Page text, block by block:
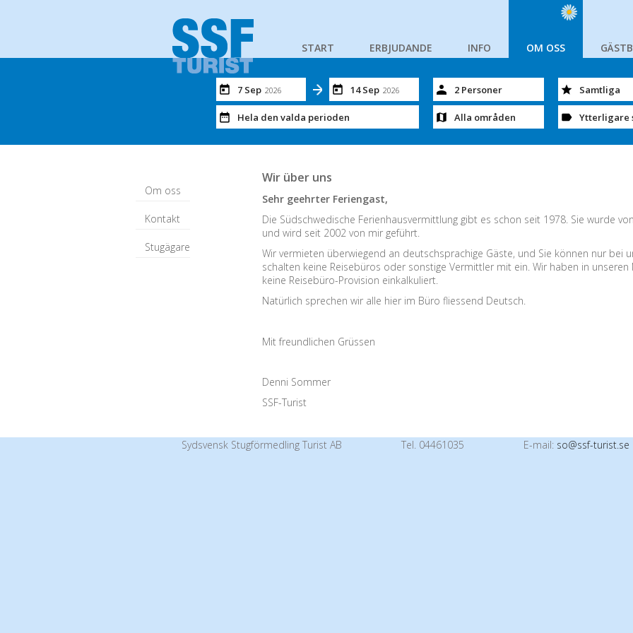
START ERBJUDANDE INFO OM OSS
7 Sep 2026 14 Sep 2026
Hela den valda perioden
2 Personer
Alla områden
Samtliga
Ytterligare
Om oss
Kontakt
Stugägare
Wir über uns
Sehr geehrter Feriengast,
Die Südschwedische Ferienhausvermittlung gibt es schon seit 1978. Sie wurde
und wird seit 2002 von mir geführt.
Wir vermieten überwiegend an deutschsprachige Gäste, und Sie können nur bei
schalten keine Reisebüros oder sonstige Vermittler mit ein. Wir haben in unseren
keine Reisebüro-Provision einkalkuliert.
Natürlich sprechen wir alle hier im Büro fliessend Deutsch.
Mit freundlichen Grüssen
Denni Sommer
SSF-Turist
Sydsvensk Stugförmedling Turist AB Tel. 04461035 E-mail: so@ssf-turist.se